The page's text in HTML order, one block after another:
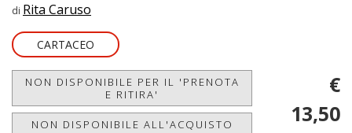
di Rita Caruso
CARTACEO
NON DISPONIBILE PER IL 'PRENOTA
E RITIRA'
NON DISPONIBILE ALL'ACQUISTO
€
13,50